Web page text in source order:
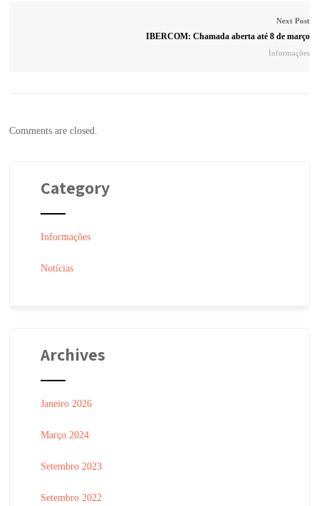
Next Post
IBERCOM: Chamada aberta até 8 de março
Informações
Comments are closed.
Category
Informações
Notícias
Archives
Janeiro 2026
Março 2024
Setembro 2023
Setembro 2022